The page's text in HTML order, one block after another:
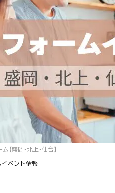
【盛岡・北上・仙台】
イベント情報